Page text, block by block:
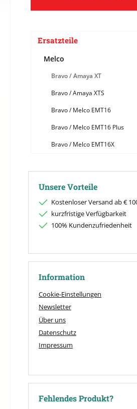
Ersatzteile
Melco
Bravo / Amaya XT
Bravo / Amaya XTS
Bravo / Melco EMT16
Bravo / Melco EMT16 Plus
Bravo / Melco EMT16X
Unsere Vorteile
Kostenloser Versand ab €
kurzfristige Verfügbarkeit
100% Kundenzufriedenheit
Information
Cookie-Einstellungen
Newsletter
Über uns
Datenschutz
Impressum
Fehlendes Produkt?